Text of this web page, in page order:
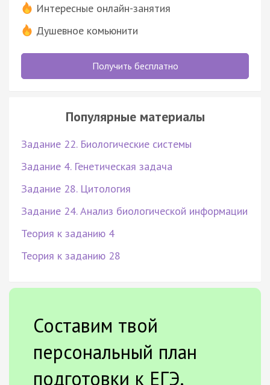
Интересные онлайн-занятия
Душевное комьюнити
Получить бесплатно
Популярные материалы
Задание 22. Биологические системы
Задание 4. Генетическая задача
Задание 28. Цитология
Задание 24. Анализ биологической информации
Теория к заданию 4
Теория к заданию 28
Составим твой
персональный план
подготовки к ЕГЭ.